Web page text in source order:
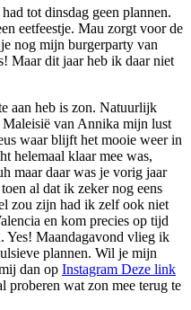
tot dinsdag geen plannen.
eetfeestje. Mau zorgt voor de
nog mijn burgerparty van
Maar dit jaar heb ik daar niet
aan heb is zon. Natuurlijk
Maleisië van Annika mijn lust
waar blijft het mooie weer in
helemaal klaar mee was,
maar daar was je vorig jaar
al dat ik zeker nog eens
zou zijn had ik zelf ook niet
en kom precies op tijd
Yes! Maandagavond vlieg ik
plannen. Wil je mijn
dan op Instagram Deze link
proberen wat zon mee terug te